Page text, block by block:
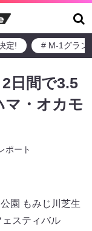
定! # M-1グラン
日間で3.5
マ・オカモ
ポート
園 もみじ川芝生
スティバル